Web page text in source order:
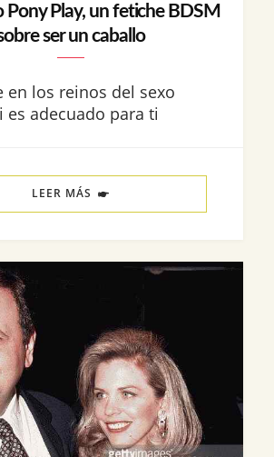
Pony Play, un fetiche BDSM
ser un caballo
en los reinos del sexo
es adecuado para ti
LEER MÁS